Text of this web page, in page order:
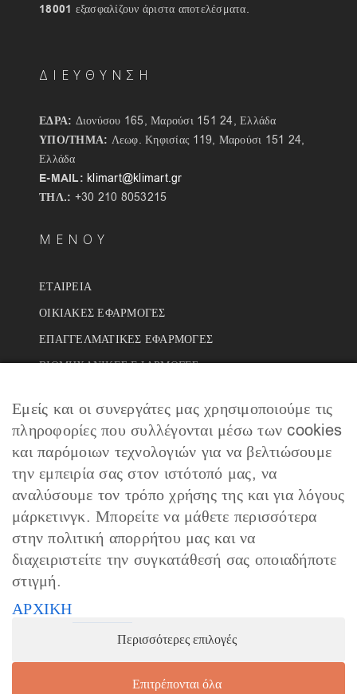
18001 εξασφαλίζουν άριστα αποτελέσματα.
ΔΙΕΥΘΥΝΣΗ
ΕΔΡΑ: Διονύσου 165, Μαρούσι 151 24, Ελλάδα
ΥΠΟ/ΤΗΜΑ: Λεωφ. Κηφισίας 119, Μαρούσι 151 24,
Ελλάδα
E-MAIL: klimart@klimart.gr
ΤΗΛ.: +30 210 8053215
ΜΕΝΟΥ
ΕΤΑΙΡΕΙΑ
ΟΙΚΙΑΚΕΣ ΕΦΑΡΜΟΓΕΣ
ΕΠΑΓΓΕΛΜΑΤΙΚΕΣ ΕΦΑΡΜΟΓΕΣ
ΒΙΟΜΗΧΑΝΙΚΕΣ ΕΦΑΡΜΟΓΕΣ
ΣΥΝΕΡΓΑΤΕΣ
ΣΥΧΝΕΣ ΕΡΩΤΗΣΕΙΣ
ΕΠΙΚΟΙΝΩΝΙΑ
NEWSLETTER
Εμείς και οι συνεργάτες μας χρησιμοποιούμε τις
πληροφορίες που συλλέγονται μέσω των cookies
και παρόμοιων τεχνολογιών για να βελτιώσουμε
την εμπειρία σας στον ιστότοπό μας, να
αναλύσουμε τον τρόπο χρήσης της και για λόγους
μάρκετινγκ. Μπορείτε να μάθετε περισσότερα
στην πολιτική απορρήτου μας και να
διαχειριστείτε την συγκατάθεσή σας οποιαδήποτε
στιγμή.
ΑΡΧΙΚΗ
Περισσότερες επιλογές
Επιτρέπονται όλα